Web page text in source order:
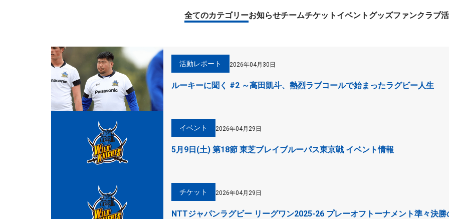
全てのカテゴリーお知らせチームチケット イベント グッズファンクラブ
活動レポート 2026年04月30日
ルーキーに聞く #2 ～髙田凱斗、熱烈ラブコールで始まったラグビー人生
イベント 2026年04月29日
5月9日(土) 第18節 東芝ブレイブルーパス東京戦 イベント情報
チケット 2026年04月29日
NTTジャパンラグビー リーグワン2025-26 プレーオフトーナメント準々決